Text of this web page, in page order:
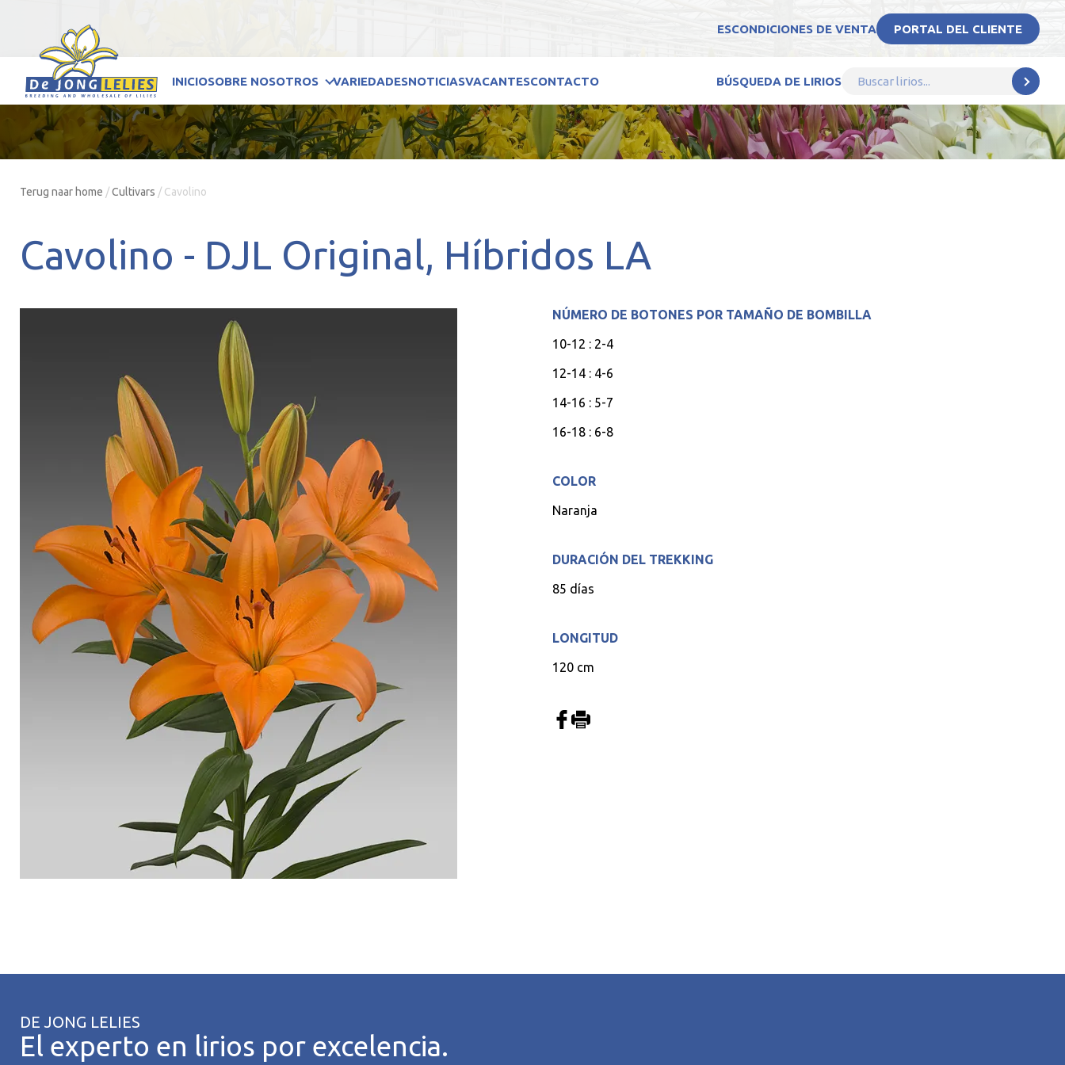
ESCONDICIONES DE VENTA PORTAL DEL CLIENTE
INICIOSOBRE NOSOTROS VARIEDADESNOTICIASVACANTESCONTACTO BÚSQUEDA DE LIRIOS
Terug naar home /Cultivars / Cavolino
Cavolino - DJL Original Híbridos LA
NÚMERO DE BOTONES POR TAMAÑO DE BOMBILLA
10-12 : 2-4
12-14 : 4-6
14-16 : 5-7
16-18 : 6-8
COLOR
Naranja
DURACIÓN DEL TREKKING
85 días
LONGITUD
120 cm
DE JONG LELIES
El experto en lirios por excelencia.